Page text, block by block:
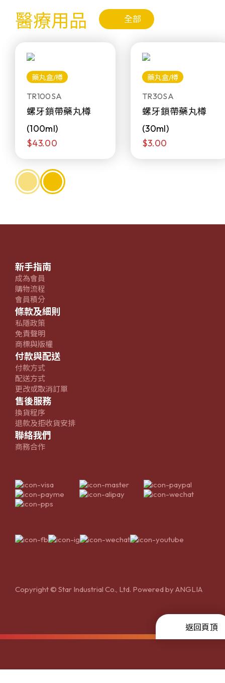
醫療用品 全部
藥丸盒/樽
TR100SA
螺牙鎖帶藥丸樽
(100ml)
$43.00
藥丸盒/樽
TR30SA
螺牙鎖帶藥丸樽
(30ml)
$3.00
新手指南
成為會員
購物流程
會員積分
條款及細則
私隱政策
免責聲明
商標與版權
付款與配送
付款方式
配送方式
更改或取消訂單
售後服務
換貨程序
退款及拒收貨安排
聯絡我們
商務合作
Copyright © Star Industrial Co., Ltd. Powered byANGLIA
返回頁頂